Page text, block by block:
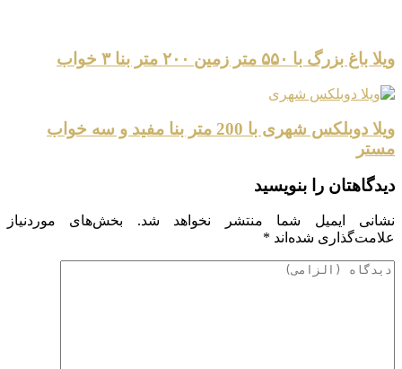
ویلا باغ بزرگ با ۵۵۰ متر زمین ۲۰۰ متر بنا ۳ خواب
ویلا دوبلکس شهری با 200 متر بنا مفید و سه خواب
مستر
دیدگاهتان را بنویسید
نشانی ایمیل شما منتشر نخواهد شد.
بخش‌های موردنیاز
علامت‌گذاری شده‌اند *